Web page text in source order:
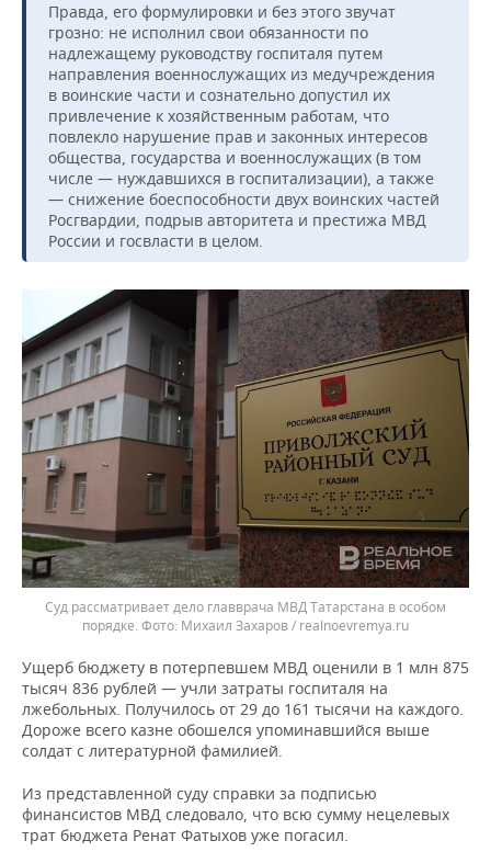
Правда, его формулировки и без этого звучат
грозно: не исполнил свои обязанности по
надлежащему руководству госпиталя путем
направления военнослужащих из медучреждения
в воинские части и сознательно допустил их
привлечение к хозяйственным работам, что
повлекло нарушение прав и законных интересов
общества, государства и военнослужащих (в том
числе — нуждавшихся в госпитализации), а также
— снижение боеспособности двух воинских частей
Росгвардии, подрыв авторитета и престижа МВД
России и госвласти в целом.
Суд рассматривает дело главврача МВД Татарстана в особом
порядке.
Михаил Захаров / realnoevremya.ru
Ущерб бюджету в потерпевшем МВД оценили в 1 млн 875
тысяч 836 рублей — учли затраты госпиталя на
лжебольных. Получилось от 29 до 161 тысячи на каждого.
Дороже всего казне обошелся упоминавшийся выше
солдат с литературной фамилией.
Из представленной суду справки за подписью
финансистов МВД следовало, что всю сумму нецелевых
трат бюджета Ренат Фатыхов уже погасил.